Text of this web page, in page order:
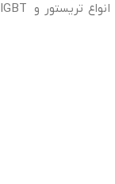
ترانسفورماتور ، راکتور تک فاز و سه فاز- واردات انواع تریستور و IGBT